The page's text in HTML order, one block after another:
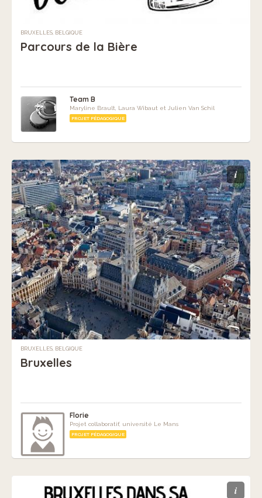
BRUXELLES, BELGIQUE
Parcours de la Bière
Team B
Maryline Brault, Laura Wibaut et Julien Van Schil
PROJET PÉDAGOGIQUE
i
BRUXELLES, BELGIQUE
Bruxelles
Florie
Projet collaboratif, université Le Mans
PROJET PÉDAGOGIQUE
i